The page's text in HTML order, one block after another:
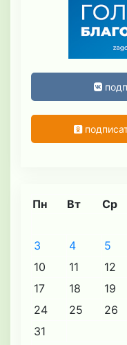
Пн Вт Ср
3
4 5
10
11 12
17
18 19
24
25 26
31